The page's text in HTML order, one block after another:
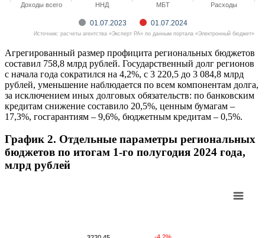
01.07.2023 01.07.2024
Доходы всего ННД МБТ Расходы
Источник: расчеты агентства «Эксперт РА» по данным портала «Электронный бюджет»
Агрегированный размер профицита региональных бюджетов
составил 758,8 млрд рублей. Государственный долг регионов
с начала года сократился на 4,2%, c 3 220,5 до 3 084,8 млрд
рублей, уменьшение наблюдается по всем компонентам долга,
за исключением иных долговых обязательств: по банковским
кредитам снижение составило 20,5%, ценным бумагам –
17,3%, госгарантиям – 9,6%, бюджетным кредитам – 0,5%.
График 2. Отдельные параметры региональных
бюджетов по итогам 1-го полугодия 2024 года,
млрд рублей